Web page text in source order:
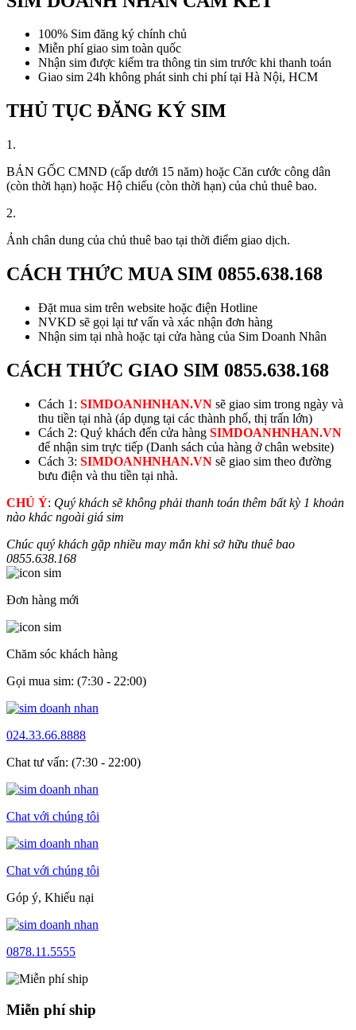
100% Sim đăng ký chính chủ
Miễn phí giao sim toàn quốc
Nhận sim được kiểm tra thông tin sim trước khi thanh toán
Giao sim 24h không phát sinh chi phí tại Hà Nội, HCM
THỦ TỤC ĐĂNG KÝ SIM
1.
BẢN GỐC CMND (cấp dưới 15 năm) hoặc Căn cước công dân
(còn thời hạn) hoặc Hộ chiếu (còn thời hạn) của chủ thuê bao.
2.
Ảnh chân dung của chủ thuê bao tại thời điểm giao dịch.
CÁCH THỨC MUA SIM 0855.638.168
Đặt mua sim trên website hoặc điện Hotline
NVKD sẽ gọi lại tư vấn và xác nhận đơn hàng
Nhận sim tại nhà hoặc tại cửa hàng của Sim Doanh Nhân
CÁCH THỨC GIAO SIM 0855.638.168
Cách 1: SIMDOANHNHAN.VN sẽ giao sim trong ngày và
thu tiền tại nhà (áp dụng tại các thành phố, thị trấn lớn)
Cách 2: Quý khách đến cửa hàng SIMDOANHNHAN.VN
để nhận sim trực tiếp (Danh sách của hàng ở chân website)
Cách 3: SIMDOANHNHAN.VN sẽ giao sim theo đường
bưu điện và thu tiền tại nhà.
CHÚ Ý: Quý khách sẽ không phải thanh toán thêm bất kỳ 1 khoản
nào khác ngoài giá sim
Chúc quý khách gặp nhiều may mắn khi sở hữu thuê bao
0855.638.168
Đơn hàng mới
Chăm sóc khách hàng
Gọi mua sim: (7:30 - 22:00)
024.33.66.8888
Chat tư vấn: (7:30 - 22:00)
Chat với chúng tôi
Chat với chúng tôi
Góp ý, Khiếu nại
0878.11.5555
Miễn phí ship